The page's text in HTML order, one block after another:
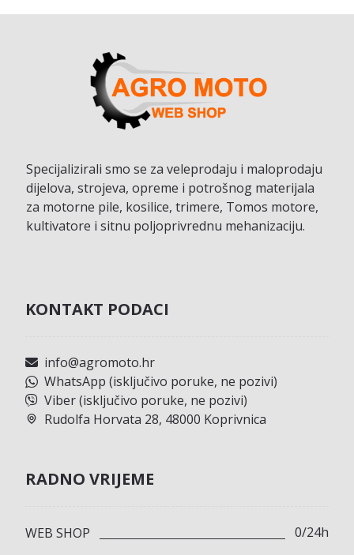
Specijalizirali smo se za veleprodaju i maloprodaju
dijelova, strojeva, opreme i potrošnog materijala
za motorne pile, kosilice, trimere, Tomos motore,
kultivatore i sitnu poljoprivrednu mehanizaciju.
KONTAKT PODACI
info@agromoto.hr
WhatsApp (isključivo poruke, ne pozivi)
Viber (isključivo poruke, ne pozivi)
Rudolfa Horvata 28, 48000 Koprivnica
RADNO VRIJEME
WEB SHOP
0/24h